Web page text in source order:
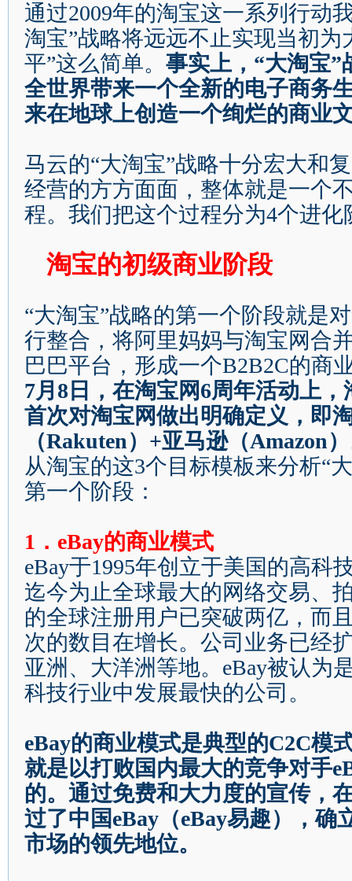
通过2009年的淘宝这一系列行动
淘宝”战略将远远不止实现当初为
平”这么简单。 事实上， “大淘宝”
全世界带来一个全新的电子商务
来在地球上创造一个绚烂的商业
马云的“大淘宝”战略十分宏大和
经营的方方面面，整体就是一个
程。我们把这个过程分为4个进化
淘宝的初级商业阶段
“大淘宝”战略的第一个阶段就是
行整合，将阿里妈妈与淘宝网合
巴巴平台，形成一个B2B2C的商
7月 8 日 ，在淘宝网6周年活动上
首次对淘宝网做出明确定义，即
（Rakuten） +亚马逊（Amazon
从淘宝的这3个目标模板来分析“
第一个阶段：
1 ． eBay的商业模式
eBay于1995年创立于美国的高科
迄今为止全球最大的网络交易、
的全球注册用户已突破两亿，而
次的数目在增长。公司业务已经
亚洲、大洋洲等地。 eBay被认为
科技行业中发展最快的公司。
eBay的商业模式是典型的C2C模
就是以打败国内最大的竞争对手
的。通过免费和大力度的宣传，
过了中国eBay （eBay易趣），确
市场的领先地位。